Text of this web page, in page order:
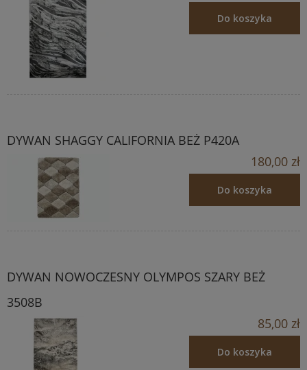
Do koszyka
DYWAN SHAGGY CALIFORNIA BEŻ P420A
180,00 zł
Do koszyka
DYWAN NOWOCZESNY OLYMPOS SZARY BEŻ
3508B
85,00 zł
Do koszyka